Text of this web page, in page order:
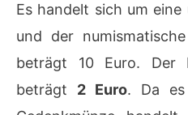
Es handelt sich um
und der
beträgt 10 Euro. Der
beträgt 2 Euro. Da